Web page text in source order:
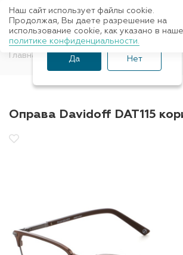
Главная Оправы для очков Davidoff
Оправа Davidoff DAT115
Ваш город Санкт-
Петербург?
Да Нет
Наш сайт использует файлы cookie.
Продолжая, Вы даете разрешение на
использование cookie, как указано в
политике конфиденциальности.